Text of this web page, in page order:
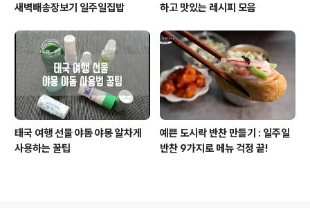
새벽배송장보기 일주일집밥
하고 맛있는 레시피 모음
태국 여행 선물 야돔 야몽 알차게
사용하는 꿀팁
예쁜 도시락 반찬 만들기 : 일주일
반찬 9가지로 메뉴 걱정 끝!